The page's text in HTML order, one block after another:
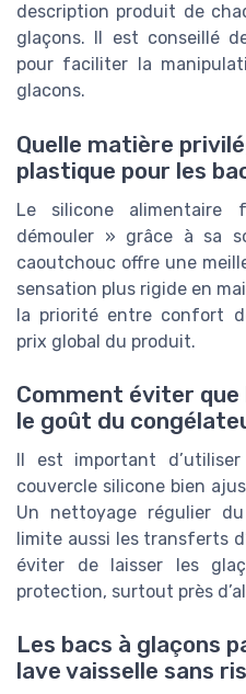
description produit de
glaçons. Il est conseillé
pour faciliter la
glacons.
Quelle matière
plastique pour les
Le silicone alimentaire
démouler » grâce à sa
caoutchouc offre une
sensation plus rigide en
la priorité entre confort
prix global du produit.
Comment éviter
le goût du
Il est important
couvercle silicone bien
Un nettoyage régulier
limite aussi les transferts
éviter de laisser les
protection, surtout près
Les bacs à glaçons
lave vaisselle sans